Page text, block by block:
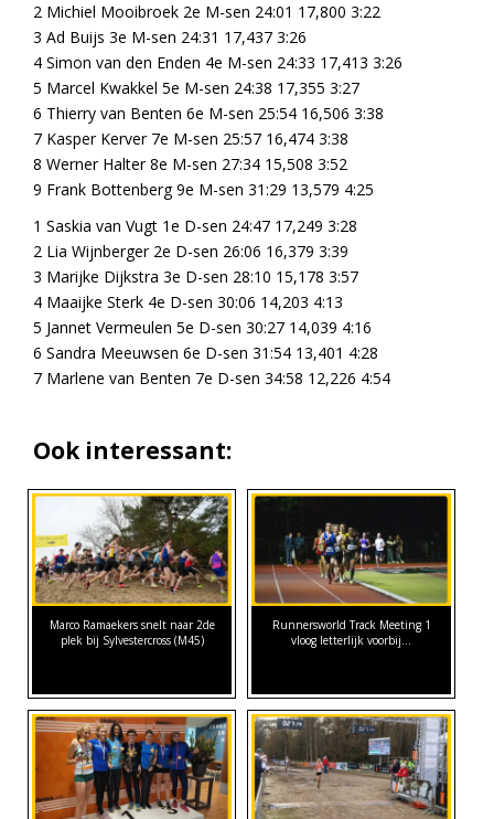
2 Michiel Mooibroek 2e M-sen 24:01 17,800 3:22
3 Ad Buijs 3e M-sen 24:31 17,437 3:26
4 Simon van den Enden 4e M-sen 24:33 17,413 3:26
5 Marcel Kwakkel 5e M-sen 24:38 17,355 3:27
6 Thierry van Benten 6e M-sen 25:54 16,506 3:38
7 Kasper Kerver 7e M-sen 25:57 16,474 3:38
8 Werner Halter 8e M-sen 27:34 15,508 3:52
9 Frank Bottenberg 9e M-sen 31:29 13,579 4:25
1 Saskia van Vugt 1e D-sen 24:47 17,249 3:28
2 Lia Wijnberger 2e D-sen 26:06 16,379 3:39
3 Marijke Dijkstra 3e D-sen 28:10 15,178 3:57
4 Maaijke Sterk 4e D-sen 30:06 14,203 4:13
5 Jannet Vermeulen 5e D-sen 30:27 14,039 4:16
6 Sandra Meeuwsen 6e D-sen 31:54 13,401 4:28
7 Marlene van Benten 7e D-sen 34:58 12,226 4:54
Ook interessant:
Marco Ramaekers snelt naar 2de
plek bij Sylvestercross (M45)
Runnersworld Track Meeting 1
vloog letterlijk voorbij...